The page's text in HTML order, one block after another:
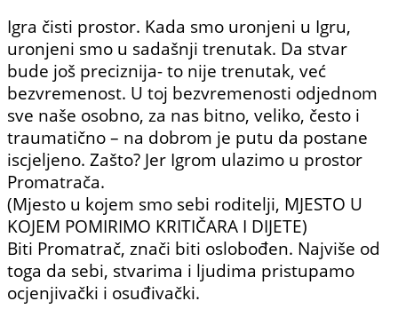
Igra čisti prostor. Kada smo uronjeni u Igru,
uronjeni smo u sadašnji trenutak. Da stvar
bude još preciznija- to nije trenutak, već
bezvremenost. U toj bezvremenosti odjednom
sve naše osobno, za nas bitno, veliko, često i
traumatično – na dobrom je putu da postane
iscjeljeno. Zašto? Jer Igrom ulazimo u prostor
Promatrača.
(Mjesto u kojem smo sebi roditelji, MJESTO U
KOJEM POMIRIMO KRITIČARA I DIJETE)
Biti Promatrač, znači biti oslobođen. Najviše od
toga da sebi, stvarima i ljudima pristupamo
ocjenjivački i osuđivački.